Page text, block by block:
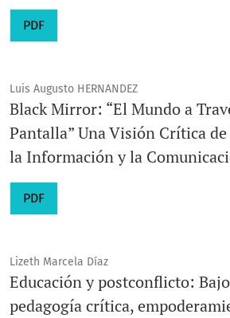
PDF
Luis Augusto HERNANDEZ
Black Mirror: “El Mundo a
Pantalla” Una Visión Crítica
la Información y la
PDF
Lizeth Marcela Díaz
Educación y postconflicto:
pedagogía crítica,